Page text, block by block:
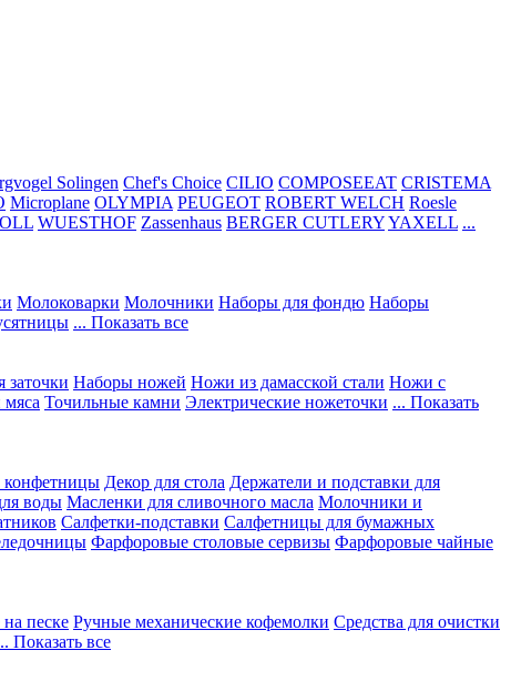
Solingen Chef's Choice CILIO COMPOSEEAT CRISTEMA
Microplane OLYMPIA PEUGEOT ROBERT WELCH Roesle
WUESTHOF Zassenhaus BERGER CUTLERYYAXELL ...
Молоковарки Молочники Наборы для фондю Наборы
... Показать все
заточки Наборы ножей Ножи из дамасской стали Ножи с
Точильные камни Электрические ножеточки ... Показать
конфетницы Декор для стола Держатели и подставки для
воды Масленки для сливочного масла Молочники и
Салфетки-подставки Салфетницы для бумажных
Фарфоровые столовые сервизы Фарфоровые чайные
песке Ручные механические кофемолки Средства для очистки
Показать все